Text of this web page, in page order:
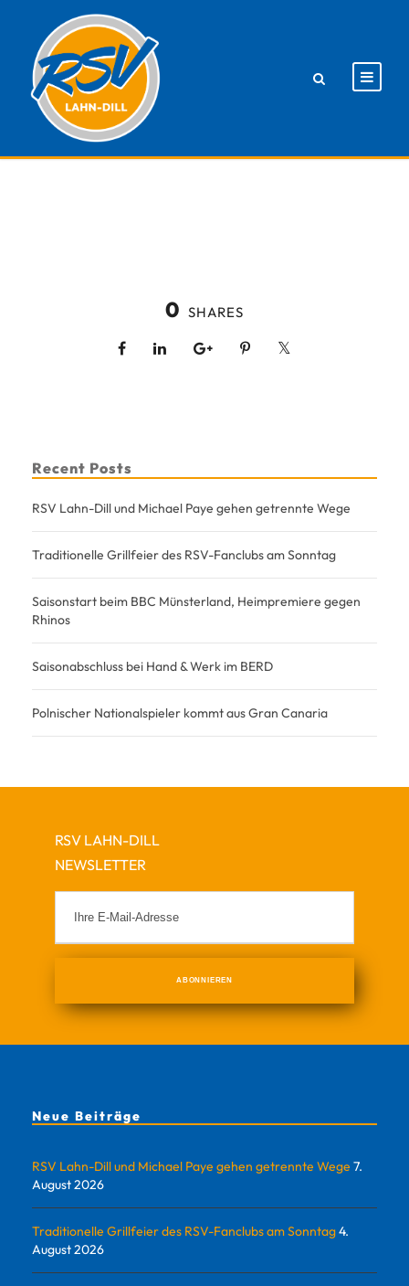
0 SHARES
Recent Posts
RSV Lahn-Dill und Michael Paye gehen getrennte Wege
Traditionelle Grillfeier des RSV-Fanclubs am Sonntag
Saisonstart beim BBC Münsterland, Heimpremiere gegen
Rhinos
Saisonabschluss bei Hand & Werk im BERD
Polnischer Nationalspieler kommt aus Gran Canaria
RSV LAHN-DILL
NEWSLETTER
Neue Beiträge
RSV Lahn-Dill und Michael Paye gehen getrennte Wege 7.
August 2026
Traditionelle Grillfeier des RSV-Fanclubs am Sonntag4.
August 2026